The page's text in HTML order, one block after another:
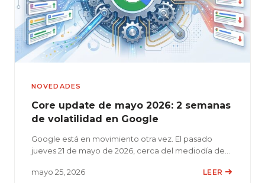
NOVEDADES
Core update de mayo 2026: 2 semanas
de volatilidad en Google
Google está en movimiento otra vez. El pasado
jueves 21 de mayo de 2026, cerca del mediodía de…
mayo 25, 2026 LEER